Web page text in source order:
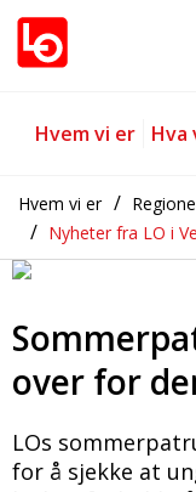
Gå til hovedinnhold
Gå til navigasjon
Hvem vi er Hva
Hvem vi er
Nyheter fra LO i
over for
LOs
for å sjekke at